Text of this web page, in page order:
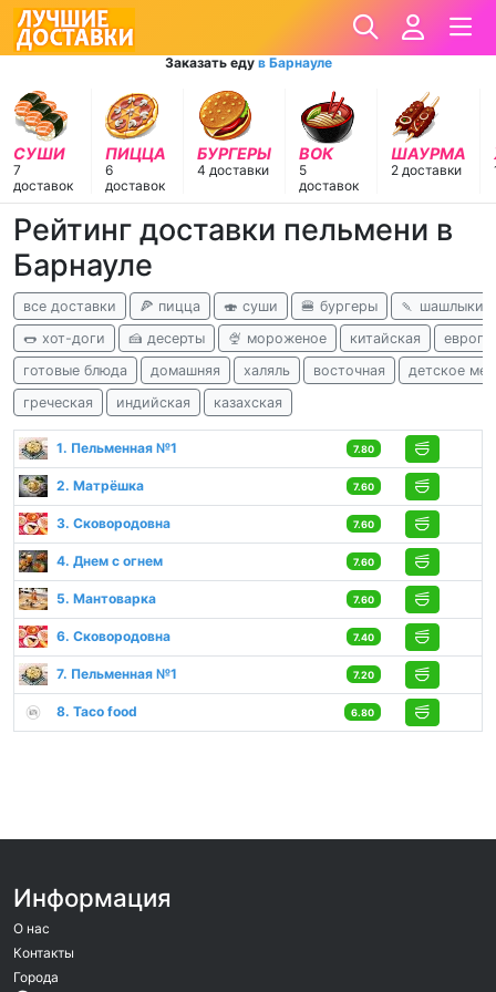
Заказать еду в Барнауле
СУШИ
7
доставок
ПИЦЦА
6
доставок
БУРГЕРЫ
4 доставки
ВОК
5
доставок
ШАУРМА
2 доставки
Рейтинг доставки пельмени в
Барнауле
все доставки 🍕 пицца 🍣 суши 🍔 бургеры
🍡 шашлыки
🌭 хот-доги
🍰 десерты 🍨 мороженое китайская
готовые блюда
домашняя халяль восточная
детское
греческая
индийская казахская
1. Пельменная №1 7.80
2. Матрёшка 7.60
3. Сковородовна 7.60
4. Днем с огнем 7.60
5. Мантоварка 7.60
6. Сковородовна 7.40
7. Пельменная №1 7.20
8. Taco food 6.80
Информация
О нас
Контакты
Города